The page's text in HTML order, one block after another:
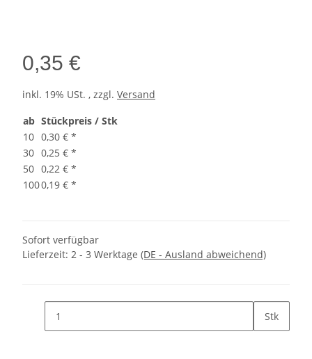
0,35 €
inkl. 19% USt. , zzgl. Versand
ab Stückpreis / Stk
10 0,30 € *
30 0,25 € *
50 0,22 € *
1000,19 € *
Sofort verfügbar
Lieferzeit: 2 - 3 Werktage (DE - Ausland abweichend)
Stk